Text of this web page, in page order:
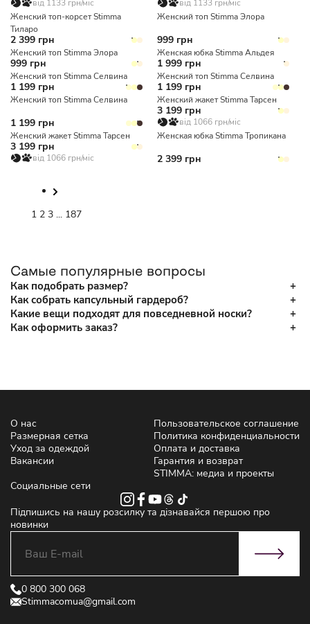
від 1133 грн/міс
від 1133 грн/міс
Женский топ-корсет Stimma
Тиларо
2 399 грн
Женский топ Stimma Элора
999 грн
Женский топ Stimma Элора
999 грн
Женская юбка Stimma Альдея
1 999 грн
Женский топ Stimma Селвина
1 199 грн
Женский топ Stimma Селвина
1 199 грн
Женский топ Stimma Селвина
1 199 грн
Женский жакет Stimma Тарсен
3 199 грн
від 1066 грн/міс
Женский жакет Stimma Тарсен
3 199 грн
від 1066 грн/міс
Женская юбка Stimma Тропикана
2 399 грн
1 2 3 ... 187
Самые популярные вопросы
Как подобрать размер?
Как собрать капсульный гардероб?
Какие вещи подходят для повседневной носки?
Как оформить заказ?
О нас
Размерная сетка
Уход за одеждой
Вакансии
Пользовательское соглашение
Политика конфиденциальности
Оплата и доставка
Гарантия и возврат
STIMMA: медиа и проекты
Социальные сети
Підпишись на нашу розсилку та дізнавайся першою про
новинки
0 800 300 068
Stimmacomua@gmail.com